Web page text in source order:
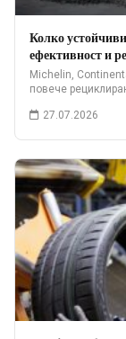
Колко
ефективност и
Michelin,
повече
27.07.2026